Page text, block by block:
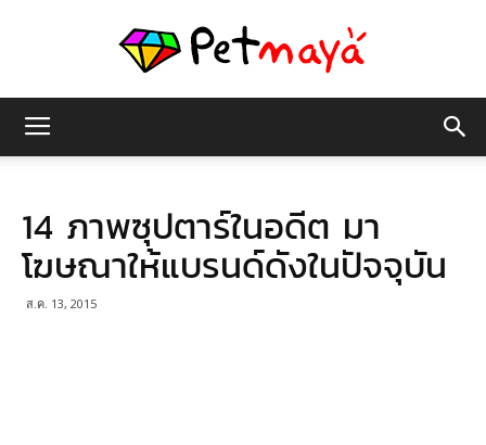
มายา
14 ภาพซุปตาร์ในอดีต มา
โฆษณาให้แบรนด์ดังในปัจจุบัน
ส.ค. 13, 2015